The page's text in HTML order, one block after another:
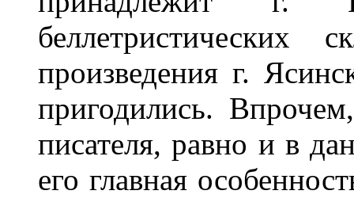
беллетристических
произведения г.
пригодились.
писателя, равно и в
его главная